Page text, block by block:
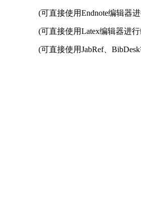
(可直接使用Endnote编辑器
(可直接使用Latex编辑器进
(可直接使用JabRef、